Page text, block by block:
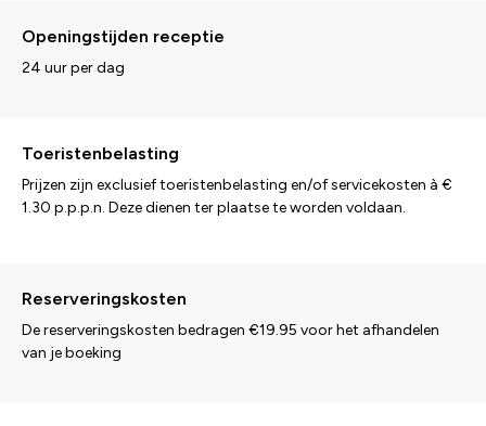
Openingstijden receptie
24 uur per dag
Toeristenbelasting
Prijzen zijn exclusief toeristenbelasting en/of servicekosten à €
1.30 p.p.p.n. Deze dienen ter plaatse te worden voldaan.
Reserveringskosten
De reserveringskosten bedragen €19.95 voor het afhandelen
van je boeking